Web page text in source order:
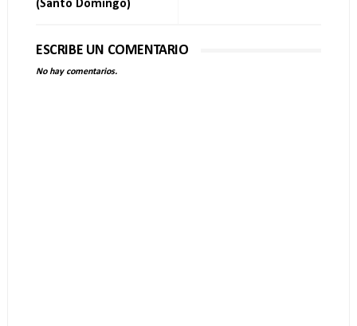
(Santo Domingo)
ESCRIBE UN COMENTARIO
No hay comentarios.